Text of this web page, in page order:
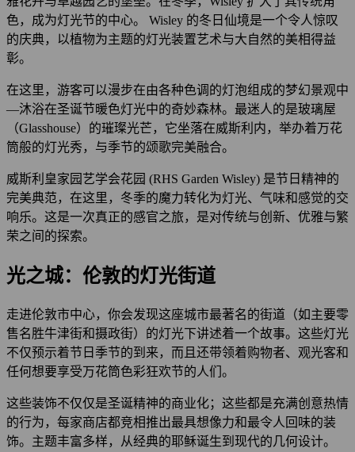
色，成为灯光节的中心。 Wisley 的冬日仙境是一个令人惊叹
的庆典，以植物为主题的灯光装置艺术与大自然的美相得益
彰。
在这里，游客可以漫步在由各种色调的灯泡组成的梦幻景观中
—沐浴在圣诞节暖色灯光中的奇妙森林。最迷人的是玻璃屋
（Glasshouse）的璀璨光芒，它坐落在威斯利内，举办着万花
筒般的灯光秀，与季节的颂歌完美融合。
威斯利皇家园艺学会花园 (RHS Garden Wisley) 是节日精神的
完美典范，在这里，冬季的魔力转化为灯光、气味和感觉的交
响乐。这是一次真正的感官之旅，是对传统与创新、优雅与繁
荣之间的探索。
光之城：伦敦的灯光街道
走进伦敦市中心，你会发现这座城市最著名的街道（如主要零
售名胜牛津街和摄政街）的灯光下讲述着一个故事。这些灯光
不仅预示着节日季节的到来，而且还带领着购物者、观光客和
任何想要享受万花筒色彩狂欢节的人们。
这些装饰不仅仅是圣诞精神的商业化；这些都是充满创意热情
的行为，每家商店都竞相推出最具想像力和最令人回味的装
饰。主题丰富多样，从经典的耶稣诞生到现代的几何设计。